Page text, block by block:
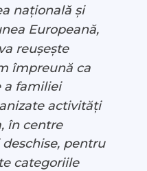
națională și
Europeană,
reușește
împreună ca
a familiei
activități
în centre
pentru
categoriile